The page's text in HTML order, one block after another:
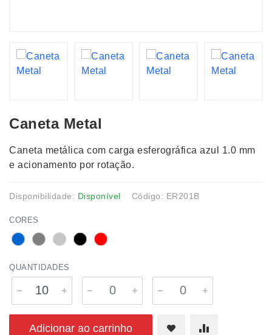
Caneta Metal
Caneta metálica com carga esferográfica azul 1.0 mm
e acionamento por rotação.
Disponibilidade: Disponível Código: ER201B
CORES
QUANTIDADES
Adicionar ao carrinho